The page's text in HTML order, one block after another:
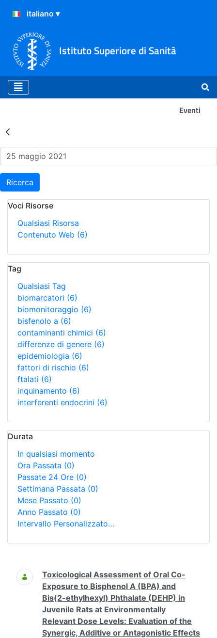
Istituto Superiore di Sanità
Eventi
Risultati della Ricerca -
Ricerca
Voci Risorse
Qualsiasi Risorsa
Contenuto Web (6)
Tag
Qualsiasi Tag
biomarcatori (6)
biomonitoraggio (6)
bisfenolo a (6)
contaminanti chimici (6)
differenze di genere (6)
epidemiologia (6)
fattori di rischio (6)
ftalati (6)
inquinamento (6)
interferenti endocrini (6)
Durata
In qualsiasi momento
Ora Passata (0)
Passate 24 Ore (0)
Settimana Passata (0)
Mese Passato (0)
Anno Passato (0)
Intervallo Personalizzato…
Ricerca
Toxicological Assessment of Oral Co-
Exposure to Bisphenol A (BPA) and
Bis(2-ethylhexyl) Phthalate (DEHP) in
Juvenile Rats at Environmentally
Relevant Dose Levels: Evaluation of the
Synergic, Additive or Antagonistic Effects